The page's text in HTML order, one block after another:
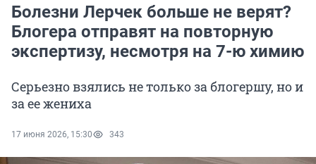
Болезни Лерчек больше не верят?
Блогера отправят на повторную
экспертизу, несмотря на 7-ю химию
Серьезно взялись не только за блогершу, но и
за ее жениха
17 июня 2026, 15:30 343